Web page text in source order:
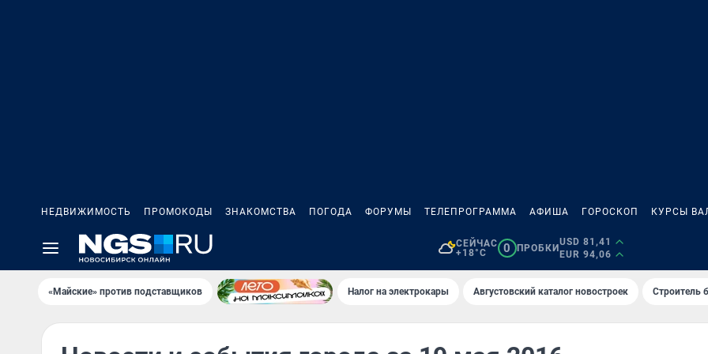
НЕДВИЖИМОСТЬ ПРОМОКОДЫ ЗНАКОМСТВА ПОГОДА ФОРУМЫ ТЕЛЕПРОГРАММА АФИША ГОРОСКОП КУРСЫ
СЕЙЧАС
+18°C
0 ПРОБКИ
USD 81,41
EUR 94,06
«Майские» против подставщиков Налог на электрокары Августовский каталог новостроек Строитель